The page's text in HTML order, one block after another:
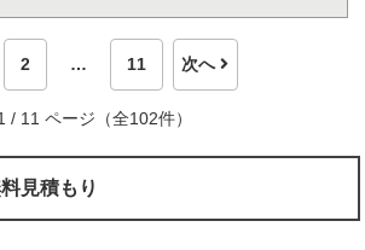
2 … 11 次へ
/ 11 ページ（全102件）
見積もり